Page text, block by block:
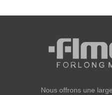
Nous offrons une